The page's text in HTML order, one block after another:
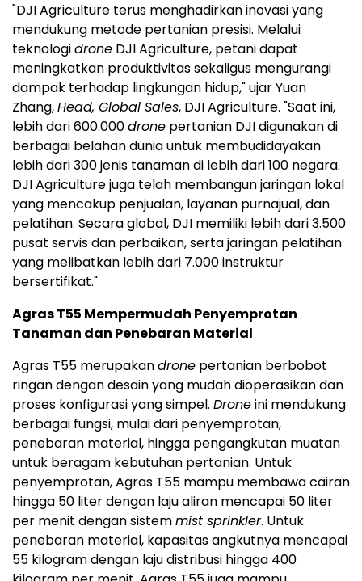
"DJI Agriculture terus menghadirkan inovasi yang
mendukung metode pertanian presisi. Melalui
teknologidrone DJI Agriculture, petani dapat
meningkatkan produktivitas sekaligus mengurangi
dampak terhadap lingkungan hidup," ujar Yuan
Zhang,Head, Global Sales, DJI Agriculture. "Saat ini,
lebih dari 600.000drone pertanian DJI digunakan di
berbagai belahan dunia untuk membudidayakan
lebih dari 300 jenis tanaman di lebih dari 100 negara.
DJI Agriculture juga telah membangun jaringan lokal
yang mencakup penjualan, layanan purnajual, dan
pelatihan. Secara global, DJI memiliki lebih dari 3.500
pusat servis dan perbaikan, serta jaringan pelatihan
yang melibatkan lebih dari 7.000 instruktur
bersertifikat."
Agras T55 Mempermudah Penyemprotan
Tanaman dan Penebaran Material
Agras T55 merupakandrone pertanian berbobot
ringan dengan desain yang mudah dioperasikan dan
proses konfigurasi yang simpel. Droneini mendukung
berbagai fungsi, mulai dari penyemprotan,
penebaran material, hingga pengangkutan muatan
untuk beragam kebutuhan pertanian. Untuk
penyemprotan, Agras T55 mampu membawa cairan
hingga 50 liter dengan laju aliran mencapai 50 liter
per menit dengan sistemmist sprinkler. Untuk
penebaran material, kapasitas angkutnya mencapai
55 kilogram dengan laju distribusi hingga 400